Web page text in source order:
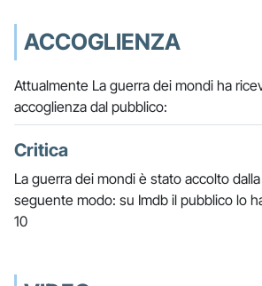
ACCOGLIENZA
Attualmente La guerra dei mondi ha
accoglienza dal pubblico:
Critica
La guerra dei mondi è stato accolto
seguente modo: su Imdb il pubblico lo
10